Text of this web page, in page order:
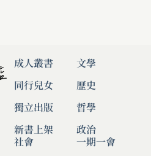
成人叢書
同行兒女
獨立出版
新書上架
文學
歷史
哲學
政治
社會
一期一會